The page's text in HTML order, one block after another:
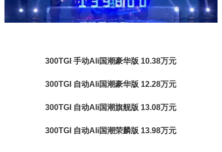
300TGI 手动Ali国潮豪华版 10.38万元
300TGI 自动Ali国潮豪华版 12.28万元
300TGI 自动Ali国潮旗舰版 13.08万元
300TGI 自动Ali国潮荣麟版 13.98万元